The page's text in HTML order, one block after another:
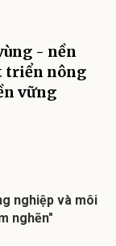
- nền
triển nông
vững
nghiệp và môi
nghẽn"